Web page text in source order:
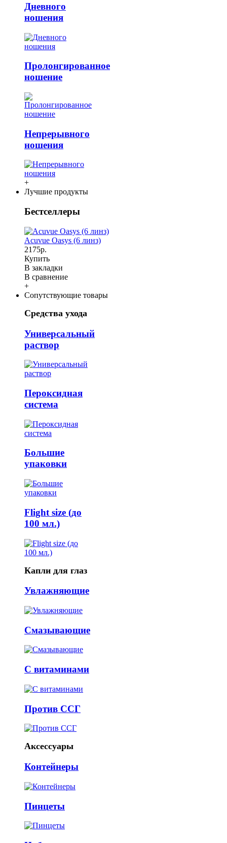
Дневного
ношения
Пролонгированное
ношение
Непрерывного
ношения
+
Лучшие продукты
Бестселлеры
Acuvue Oasys (6 линз)
2175р.
Купить
В закладки
В сравнение
+
Сопутствующие товары
Средства ухода
Универсальный
раствор
Пероксидная
система
Большие
упаковки
Flight size (до
100 мл.)
Капли для глаз
Увлажняющие
Смазывающие
С витаминами
Против ССГ
Аксессуары
Контейнеры
Пинцеты